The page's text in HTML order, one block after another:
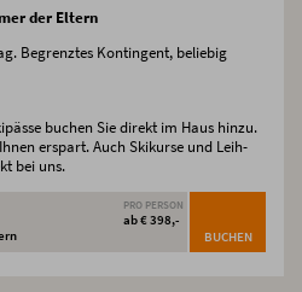
der Eltern
Begrenztes Kontingent, beliebig
buchen Sie direkt im Haus hinzu.
erspart. Auch Skikurse und Leih-
bei uns.
PRO PERSON
ab € 398,-
BUCHEN